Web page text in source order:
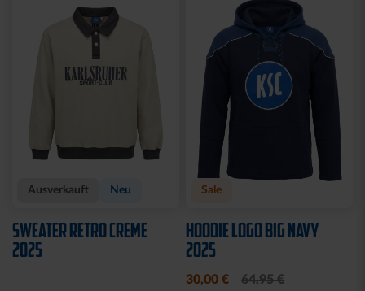
Ausverkauft Neu
SWEATER RETRO CREME
2025
Sale
HOODIE LOGO BIG NAVY
2025
30,00 € 64,95 €